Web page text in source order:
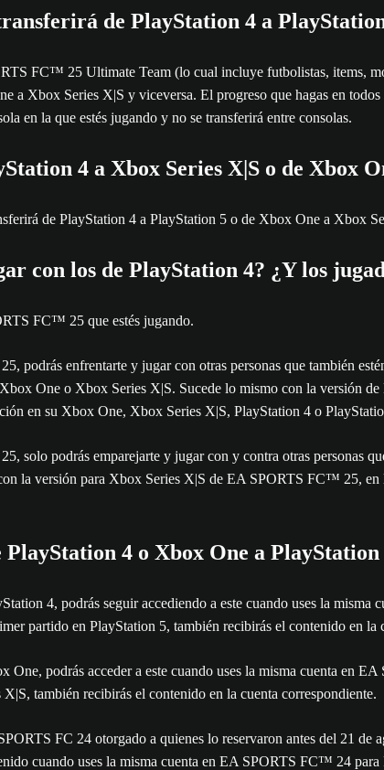
de PlayStation 4 a
FC™ 25 Ultimate Team (lo cual incluye futbolistas, items,
a Xbox Series X|S y viceversa. El progreso que hagas en
en la que estés jugando y no se transferirá entre consolas.
4 a Xbox Series X|S o de Xbox
de PlayStation 4 a PlayStation 5 o de Xbox One a Xbox
con los de PlayStation 4? ¿Y los
FC™ 25 que estés jugando.
podrás enfrentarte y jugar con otras personas que también
One o Xbox Series X|S. Sucede lo mismo con la versión
en su Xbox One, Xbox Series X|S, PlayStation 4 o
solo podrás emparejarte y jugar con y contra otras personas
la versión para Xbox Series X|S de EA SPORTS FC™ 25,
4 o Xbox One a PlayStation
4, podrás seguir accediendo a este cuando uses la
partido en PlayStation 5, también recibirás el contenido en la
podrás acceder a este cuando uses la misma cuenta en
también recibirás el contenido en la cuenta correspondiente.
FC 24 otorgado a quienes lo reservaron antes del 21
cuando uses la misma cuenta en EA SPORTS FC™ 24